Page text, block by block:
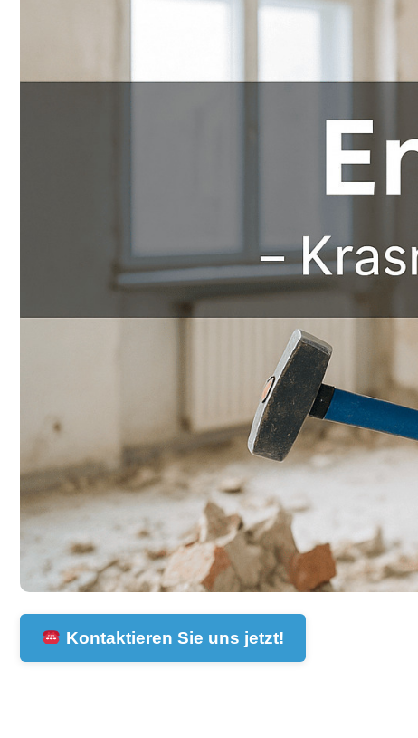
Kontaktieren Sie uns jetzt!